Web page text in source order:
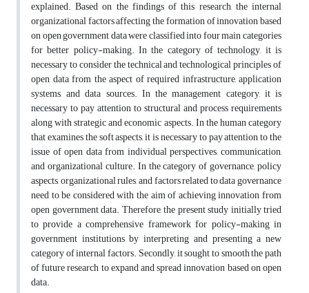
explained. Based on the findings of this research, the internal
organizational factors affecting the formation of innovation based
on open government data were classified into four main categories
for better policy-making. In the category of technology, it is
necessary to consider the technical and technological principles of
open data from the aspect of required infrastructure, application
systems, and data sources. In the management category, it is
necessary to pay attention to structural and process requirements
along with strategic and economic aspects. In the human category
that examines the soft aspects, it is necessary to pay attention to the
issue of open data from individual perspectives, communication,
and organizational culture. In the category of governance, policy
aspects, organizational rules, and factors related to data governance
need to be considered with the aim of achieving innovation from
open government data. Therefore, the present study initially tried
to provide a comprehensive framework for policy-making in
government institutions by interpreting and presenting a new
category of internal factors. Secondly, it sought to smooth the path
of future research to expand and spread innovation based on open
data.